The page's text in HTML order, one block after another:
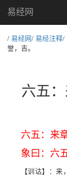
易经网
/ 易经网 / 易经注释/
誉，吉。
六五
六五：来
象曰：六
【训诂】：